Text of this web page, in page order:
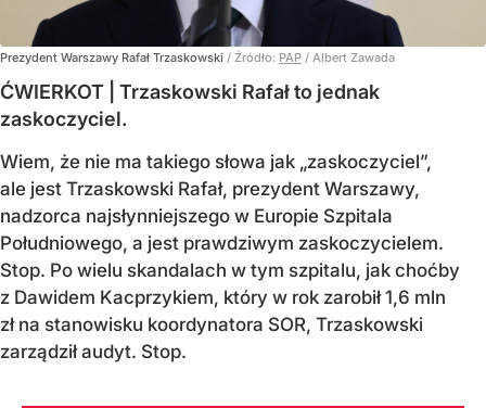
Prezydent Warszawy Rafał Trzaskowski / Źródło: PAP / Albert Zawada
ĆWIERKOT | Trzaskowski Rafał to jednak
zaskoczyciel.
Wiem, że nie ma takiego słowa jak „zaskoczyciel”,
ale jest Trzaskowski Rafał, prezydent Warszawy,
nadzorca najsłynniejszego w Europie Szpitala
Południowego, a jest prawdziwym zaskoczycielem.
Stop. Po wielu skandalach w tym szpitalu, jak choćby
z Dawidem Kacprzykiem, który w rok zarobił 1,6 mln
zł na stanowisku koordynatora SOR, Trzaskowski
zarządził audyt. Stop.